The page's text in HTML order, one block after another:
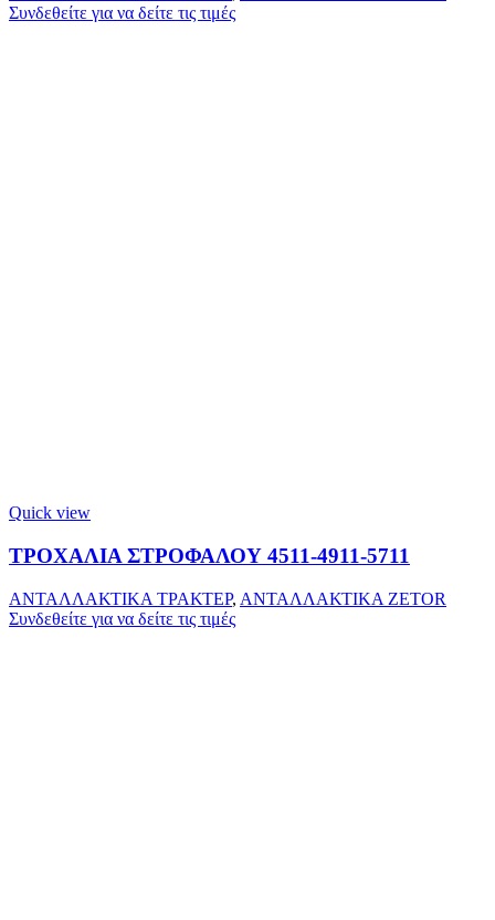
Συνδεθείτε για να δείτε τις τιμές
Quick view
ΤΡΟΧΑΛΙΑ ΣΤΡΟΦΑΛΟΥ 4511-4911-5711
ΑΝΤΑΛΛΑΚΤΙΚΑ ΤΡΑΚΤΕΡ, ΑΝΤΑΛΛΑΚΤΙΚΑ ZETOR
Συνδεθείτε για να δείτε τις τιμές